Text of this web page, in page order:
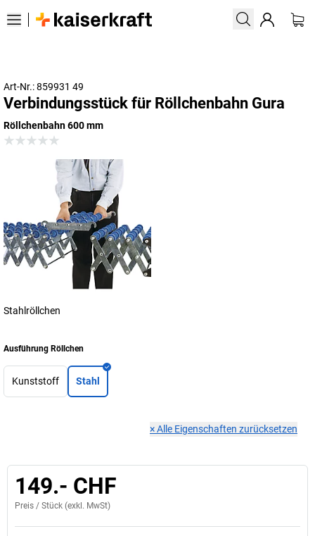
Art-Nr.: 859931 49
Verbindungsstück für Röllchenbahn Gura
Röllchenbahn 600 mm
Stahlröllchen
Ausführung Röllchen
Kunststoff Stahl
×Alle Eigenschaften zurücksetzen
149.- CHF
Preis / Stück (exkl. MwSt)